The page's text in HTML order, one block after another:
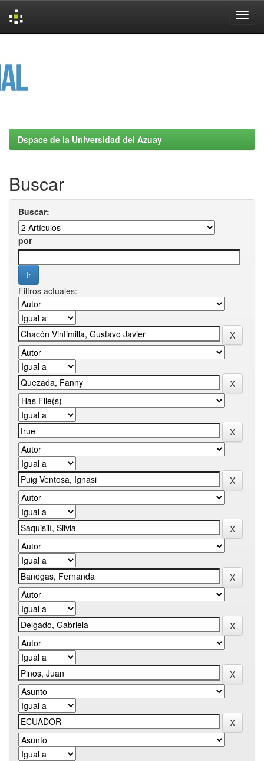
Dspace de la Universidad del Azuay
Buscar
Buscar:
por
Filtros actuales: